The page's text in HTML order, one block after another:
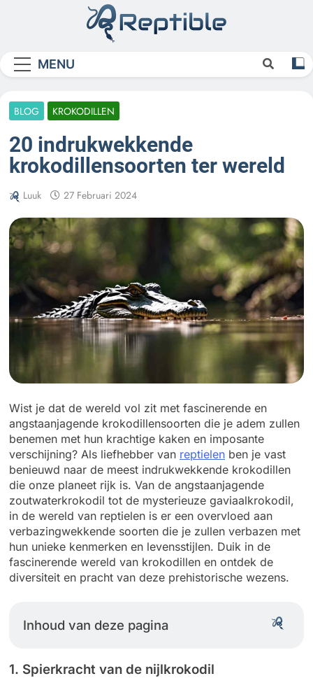
MENU
BLOG KROKODILLEN
20 indrukwekkende
krokodillensoorten ter wereld
Luuk 27 Februari 2024
Wist je dat de wereld vol zit met fascinerende en
angstaanjagende krokodillensoorten die je adem zullen
benemen met hun krachtige kaken en imposante
verschijning? Als liefhebber van reptielen ben je vast
benieuwd naar de meest indrukwekkende krokodillen
die onze planeet rijk is. Van de angstaanjagende
zoutwaterkrokodil tot de mysterieuze gaviaalkrokodil,
in de wereld van reptielen is er een overvloed aan
verbazingwekkende soorten die je zullen verbazen met
hun unieke kenmerken en levensstijlen. Duik in de
fascinerende wereld van krokodillen en ontdek de
diversiteit en pracht van deze prehistorische wezens.
Inhoud van deze pagina
1. Spierkracht van de nijlkrokodil